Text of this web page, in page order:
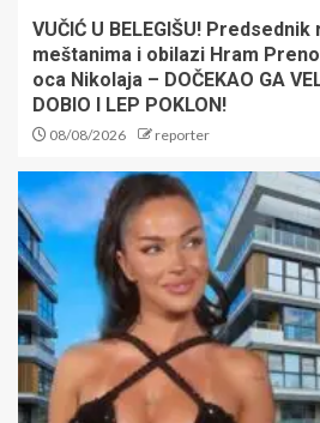
VUČIĆ U BELEGIŠU!
meštanima i obilazi Hram
oca Nikolaja – DOČEKAO GA
DOBIO I LEP POKLON!
08/08/2026 reporter